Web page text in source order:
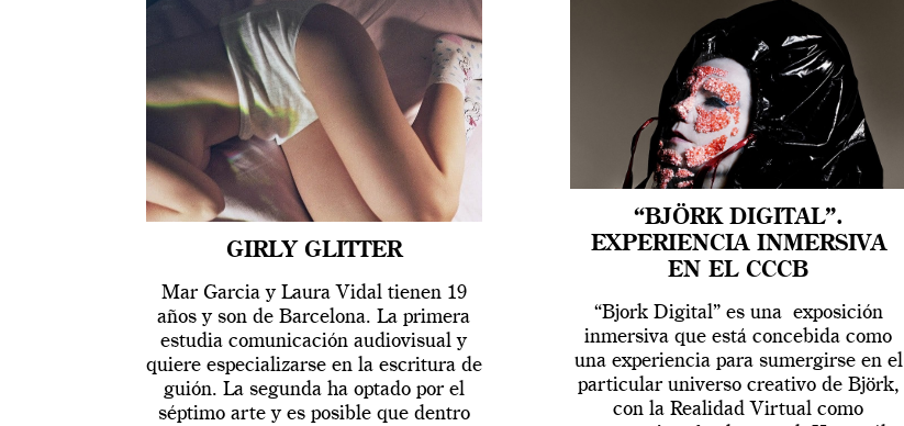
GIRLY GLITTER
Mar Garcia y Laura Vidal tienen 19
años y son de Barcelona. La primera
estudia comunicación audiovisual y
quiere especializarse en la escritura de
guión. La segunda ha optado por el
séptimo arte y es posible que dentro
“BJÖRK DIGITAL”.
EXPERIENCIA INMERSIVA
EN EL CCCB
“Bjork Digital” es una exposición
inmersiva que está concebida como
una experiencia para sumergirse en el
particular universo creativo de Björk,
con la Realidad Virtual como